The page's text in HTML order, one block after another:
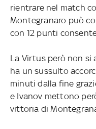
rientrare nel match
Montegranaro può
con 12 punti
La Virtus però non si
ha un sussulto
minuti dalla fine
e Ivanov mettono
vittoria di